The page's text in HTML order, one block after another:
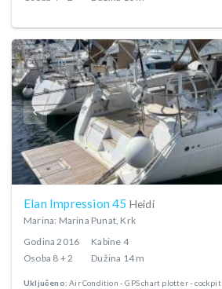
Elan Impression 45 Heidi
Marina: Marina Punat, Krk
Godina 2016 Kabine 4
Osoba 8 + 2 Dužina 14 m
Uključeno: Air Condition GPS chart plotter - cockpit